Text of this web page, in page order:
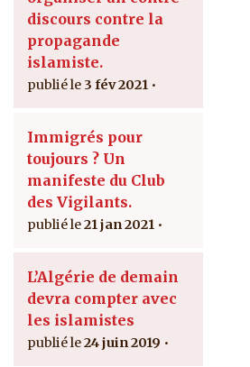
discours contre la
propagande
islamiste.
3 fév 2021
Immigrés pour
toujours ? Un
manifeste du Club
des Vigilants.
21 jan 2021
L’Algérie de demain
devra compter avec
les islamistes
24 juin 2019